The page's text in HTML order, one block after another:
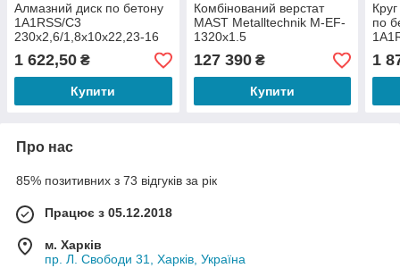
Алмазний диск по бетону
1A1RSS/C3
230x2,6/1,8x10x22,23-16
HIT CHH 230/22,23 RM-W
Smart
1 622,50 ₴
Купити
Комбінований верстат
MAST Metalltechnik M-EF-
1320x1.5
127 390₴
Купити
по
1
Про нас
85% позитивних з 73 відгуків за рік
Працює з 05.12.2018
м. Харків
пр. Л. Свободи 31, Харків, Україна